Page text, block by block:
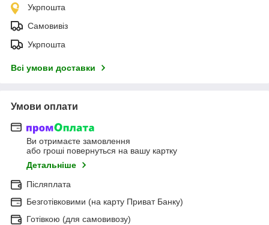
Укрпошта
Самовивіз
Укрпошта
Всі умови доставки
Умови оплати
Ви отримаєте замовлення
або гроші повернуться на вашу картку
Детальніше
Післяплата
Безготівковими (на карту Приват Банку)
Готівкою (для самовивозу)